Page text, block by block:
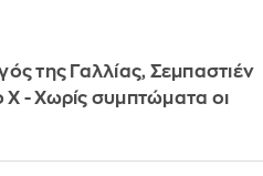
της Γαλλίας, Σεμπαστιέν
Χ - Χωρίς συμπτώματα οι